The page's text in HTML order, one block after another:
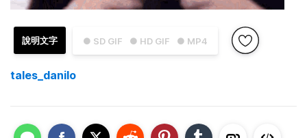
● SD GIF ● HD GIF ● MP4
說明文字
tales_danilo